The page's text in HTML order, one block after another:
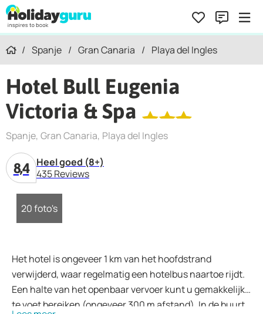
Spanje Gran Canaria Playa del Ingles
Hotel Bull Eugenia
Victoria & Spa
Spanje Gran Canaria Playa del Ingles
8,4
Heel goed (8+)
435 Reviews
20 foto's
Het hotel is ongeveer 1 km van het hoofdstrand
verwijderd, waar regelmatig een hotelbus naartoe rijdt.
Een halte van het openbaar vervoer kunt u gemakkelijk
te voet bereiken (ongeveer 300 m afstand). In de buurt